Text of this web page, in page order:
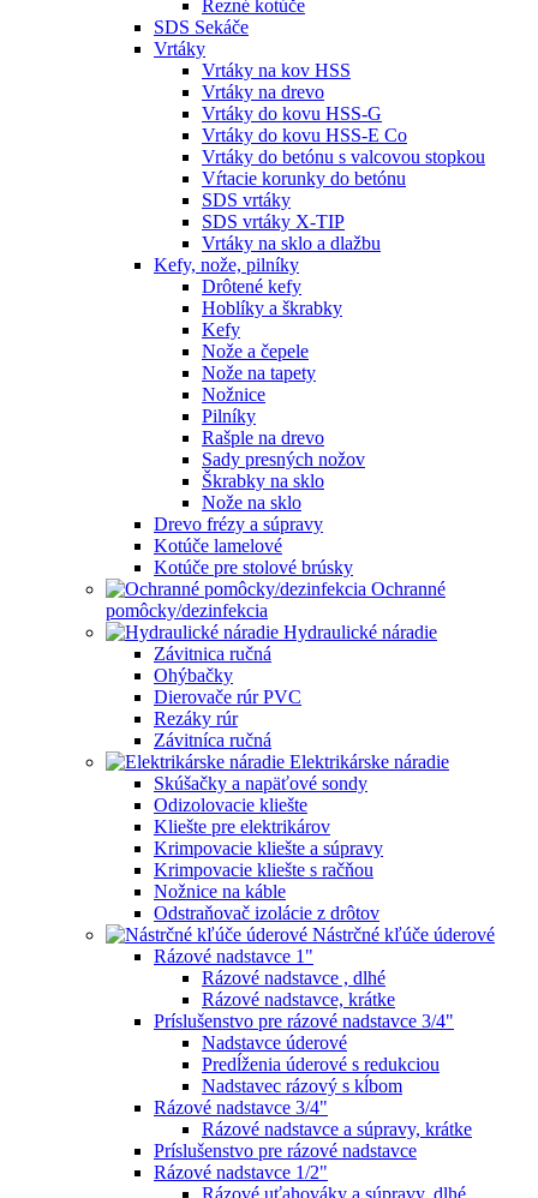
Rezné kotúče
SDS Sekáče
Vrtáky
Vrtáky na kov HSS
Vrtáky na drevo
Vrtáky do kovu HSS-G
Vrtáky do kovu HSS-E Co
Vrtáky do betónu s valcovou stopkou
Vŕtacie korunky do betónu
SDS vrtáky
SDS vrtáky X-TIP
Vrtáky na sklo a dlažbu
Kefy, nože, pilníky
Drôtené kefy
Hoblíky a škrabky
Kefy
Nože a čepele
Nože na tapety
Nožnice
Pilníky
Rašple na drevo
Sady presných nožov
Škrabky na sklo
Nože na sklo
Drevo frézy a súpravy
Kotúče lamelové
Kotúče pre stolové brúsky
Ochranné
pomôcky/dezinfekcia
Hydraulické náradie
Závitnica ručná
Ohýbačky
Dierovače rúr PVC
Rezáky rúr
Závitníca ručná
Elektrikárske náradie
Skúšačky a napäťové sondy
Odizolovacie kliešte
Kliešte pre elektrikárov
Krimpovacie kliešte a súpravy
Krimpovacie kliešte s račňou
Nožnice na káble
Odstraňovač izolácie z drôtov
Nástrčné kľúče úderové
Rázové nadstavce 1"
Rázové nadstavce , dlhé
Rázové nadstavce, krátke
Príslušenstvo pre rázové nadstavce 3/4"
Nadstavce úderové
Predĺženia úderové s redukciou
Nadstavec rázový s kĺbom
Rázové nadstavce 3/4"
Rázové nadstavce a súpravy, krátke
Príslušenstvo pre rázové nadstavce
Rázové nadstavce 1/2"
Rázové uťahováky a súpravy, dlhé